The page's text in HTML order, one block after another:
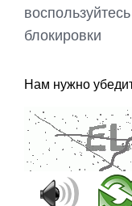
блокировки
Нам нужно